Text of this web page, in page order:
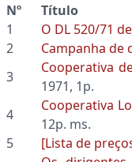
Nº
Título
1
O DL 520/71
2
Campanha de
3
Cooperativa
1971, 1p.
4
Cooperativa
12p. ms.
5
[Lista de